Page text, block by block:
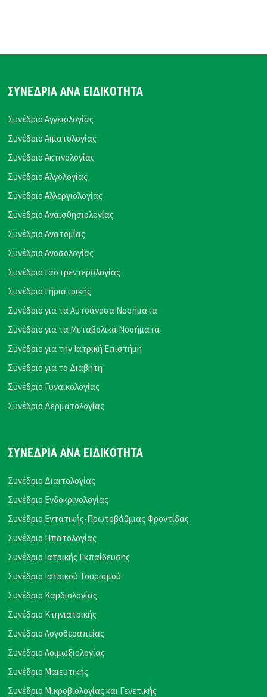
ΣΥΝΕΔΡΙΑ ΑΝΑ ΕΙΔΙΚΟΤΗΤΑ
Συνέδριο Αγγειολογίας
Συνέδριο Αιματολογίας
Συνέδριο Ακτινολογίας
Συνέδριο Αλγολογίας
Συνέδριο Αλλεργιολογίας
Συνέδριο Αναισθησιολογίας
Συνέδριο Ανατομίας
Συνέδριο Ανοσολογίας
Συνέδριο Γαστρεντερολογίας
Συνέδριο Γηριατρικής
Συνέδριο για τα Αυτοάνοσα Νοσήματα
Συνέδριο για τα Μεταβολικά Νοσήματα
Συνέδριο για την Ιατρική Επιστήμη
Συνέδριο για το Διαβήτη
Συνέδριο Γυναικολογίας
Συνέδριο Δερματολογίας
ΣΥΝΕΔΡΙΑ ΑΝΑ ΕΙΔΙΚΟΤΗΤΑ
Συνέδριο Διαιτολογίας
Συνέδριο Ενδοκρινολογίας
Συνέδριο Εντατικής-Πρωτοβάθμιας Φροντίδας
Συνέδριο Ηπατολογίας
Συνέδριο Ιατρικής Εκπαίδευσης
Συνέδριο Ιατρικού Τουρισμού
Συνέδριο Καρδιολογίας
Συνέδριο Κτηνιατρικής
Συνέδριο Λογοθεραπείας
Συνέδριο Λοιμωξιολογίας
Συνέδριο Μαιευτικής
Συνέδριο Μικροβιολογίας και Γενετικής